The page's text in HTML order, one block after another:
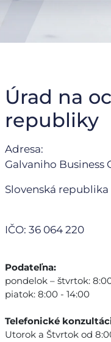
Úrad na
republiky
Adresa:
Galvaniho Business
Slovenská republika
IČO: 36 064 220
Podateľna:
pondelok – štvrtok:
piatok: 8:00 - 14:00
Telefonické
Utorok a Štvrtok od